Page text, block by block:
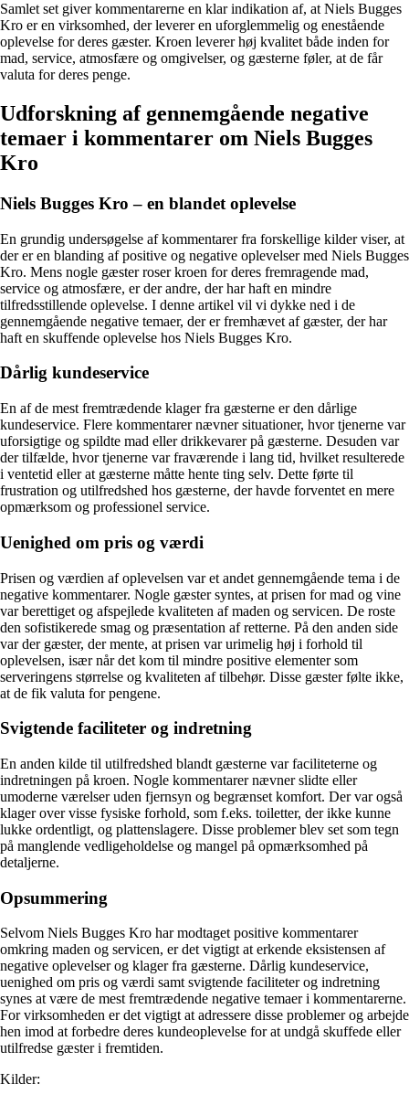
Samlet set giver kommentarerne en klar indikation af, at Niels Bugges
Kro er en virksomhed, der leverer en uforglemmelig og enestående
oplevelse for deres gæster. Kroen leverer høj kvalitet både inden for
mad, service, atmosfære og omgivelser, og gæsterne føler, at de får
valuta for deres penge.
Udforskning af gennemgående negative
temaer i kommentarer om Niels Bugges
Kro
Niels Bugges Kro – en blandet oplevelse
En grundig undersøgelse af kommentarer fra forskellige kilder viser, at
der er en blanding af positive og negative oplevelser med Niels Bugges
Kro. Mens nogle gæster roser kroen for deres fremragende mad,
service og atmosfære, er der andre, der har haft en mindre
tilfredsstillende oplevelse. I denne artikel vil vi dykke ned i de
gennemgående negative temaer, der er fremhævet af gæster, der har
haft en skuffende oplevelse hos Niels Bugges Kro.
Dårlig kundeservice
En af de mest fremtrædende klager fra gæsterne er den dårlige
kundeservice. Flere kommentarer nævner situationer, hvor tjenerne var
uforsigtige og spildte mad eller drikkevarer på gæsterne. Desuden var
der tilfælde, hvor tjenerne var fraværende i lang tid, hvilket resulterede
i ventetid eller at gæsterne måtte hente ting selv. Dette førte til
frustration og utilfredshed hos gæsterne, der havde forventet en mere
opmærksom og professionel service.
Uenighed om pris og værdi
Prisen og værdien af oplevelsen var et andet gennemgående tema i de
negative kommentarer. Nogle gæster syntes, at prisen for mad og vine
var berettiget og afspejlede kvaliteten af ​​maden og servicen. De roste
den sofistikerede smag og præsentation af retterne. På den anden side
var der gæster, der mente, at prisen var urimelig høj i forhold til
oplevelsen, især når det kom til mindre positive elementer som
serveringens størrelse og kvaliteten af tilbehør. Disse gæster følte ikke,
at de fik valuta for pengene.
Svigtende faciliteter og indretning
En anden kilde til utilfredshed blandt gæsterne var faciliteterne og
indretningen på kroen. Nogle kommentarer nævner slidte eller
umoderne værelser uden fjernsyn og begrænset komfort. Der var også
klager over visse fysiske forhold, som f.eks. toiletter, der ikke kunne
lukke ordentligt, og plattenslagere. Disse problemer blev set som tegn
på manglende vedligeholdelse og mangel på opmærksomhed på
detaljerne.
Opsummering
Selvom Niels Bugges Kro har modtaget positive kommentarer
omkring maden og servicen, er det vigtigt at erkende eksistensen af
negative oplevelser og klager fra gæsterne. Dårlig kundeservice,
uenighed om pris og værdi samt svigtende faciliteter og indretning
synes at være de mest fremtrædende negative temaer i kommentarerne.
For virksomheden er det vigtigt at adressere disse problemer og arbejde
hen imod at forbedre deres kundeoplevelse for at undgå skuffede eller
utilfredse gæster i fremtiden.
Kilder: